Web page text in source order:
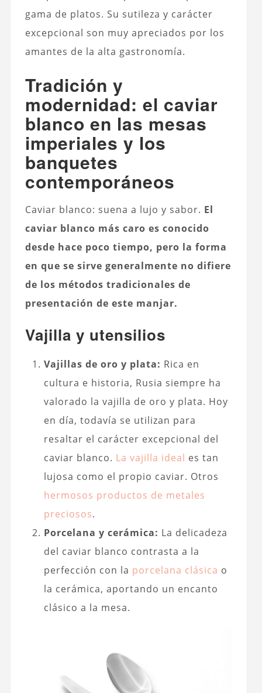
gama de platos. Su sutileza y carácter
excepcional son muy apreciados por los
amantes de la alta gastronomía.
Tradición y
modernidad: el caviar
blanco en las mesas
imperiales y los
banquetes
contemporáneos
Caviar blanco: suena a lujo y sabor. El
caviar blanco más caro es conocido
desde hace poco tiempo, pero la forma
en que se sirve generalmente no difiere
de los métodos tradicionales de
presentación de este manjar.
Vajilla y utensilios
Vajillas de oro y plata: Rica en
cultura e historia, Rusia siempre ha
valorado la vajilla de oro y plata. Hoy
en día, todavía se utilizan para
resaltar el carácter excepcional del
caviar blanco. La vajilla ideal es tan
lujosa como el propio caviar. Otros
hermosos productos de metales
preciosos.
Porcelana y cerámica: La delicadeza
del caviar blanco contrasta a la
perfección con la porcelana clásica o
la cerámica, aportando un encanto
clásico a la mesa.